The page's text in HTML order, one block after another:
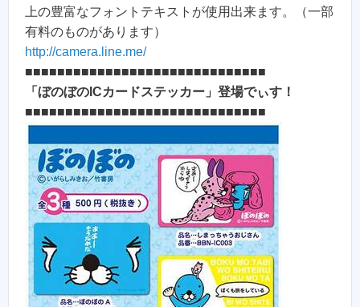
上の豊富なフォントテキストが使用出来ます。（一部
有料のものがあります）
http://camera.line.me/
■■■■■■■■■■■■■■■■■■■■■■■■■■■■■■
「ぼのぼのICカードステッカー」登場でぃす！
■■■■■■■■■■■■■■■■■■■■■■■■■■■■■■